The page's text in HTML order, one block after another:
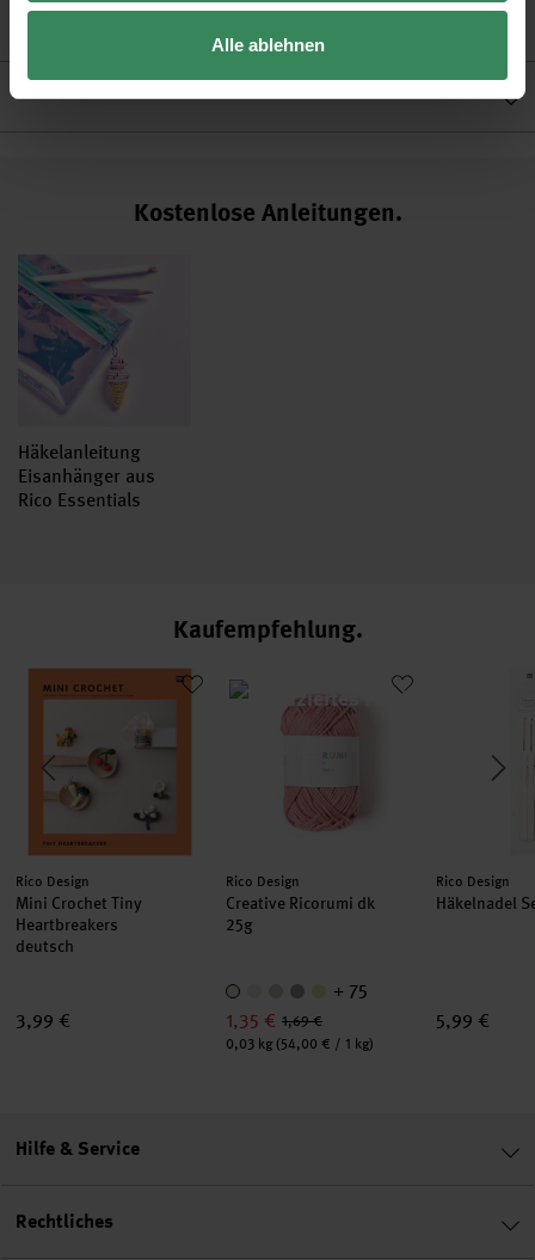
Alle ablehnen
Hersteller
Kostenlose Anleitungen.
Häkelanleitung
Eisanhänger aus
Rico Essentials
Kaufempfehlung
Mini Crochet Tiny Heartbreakers
Hersteller:
Rico Design
Mini Crochet Tiny
Heartbreakers
deutsch
3,99 €
Hersteller:
Rico Design
Creative Ricorumi dk
25g
+ 75
1,35 € 1,69 €
Inhalt:
0,03 kg (54,00 € / 1 kg)
Hersteller:
Rico Design
Häkelnadel
5,99 €
Hilfe & Service
Rechtliches